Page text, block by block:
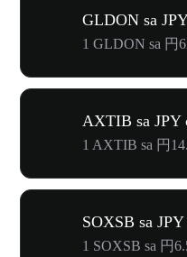
GLDON sa
1 GLDON sa 円
AXTIB sa JPY
1 AXTIB sa 円
SOXSB sa
1 SOXSB sa 円